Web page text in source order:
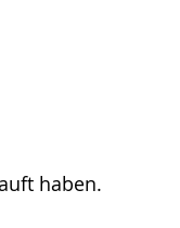
haben.